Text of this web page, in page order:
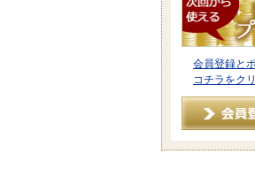
会員登録と
コチラをク